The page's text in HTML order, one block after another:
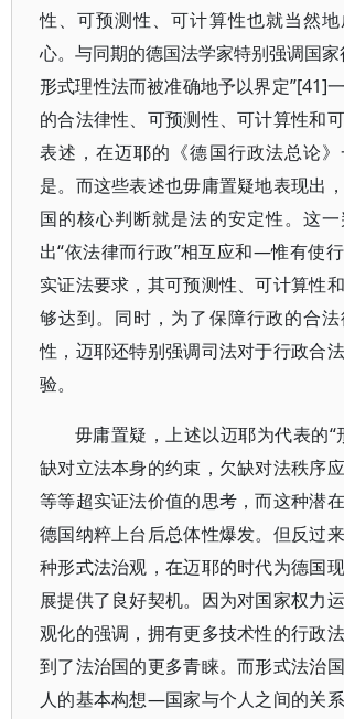
性、可预测性、可计算性也就当然
心。与同期的德国法学家特别强调国家
形式理性法而被准确地予以界定”[41]
的合法律性、可预测性、可计算性和
表述，在迈耶的《德国行政法总论
是。而这些表述也毋庸置疑地表现出
国的核心判断就是法的安定性。这
出“依法律而行政”相互应和—惟有使
实证法要求，其可预测性、可计算性
够达到。同时，为了保障行政的合
性，迈耶还特别强调司法对于行政合
验。
毋庸置疑，上述以迈耶为代表的“
缺对立法本身的约束，欠缺对法秩序
等等超实证法价值的思考，而这种潜
德国纳粹上台后总体性爆发。但反过
种形式法治观，在迈耶的时代为德国
展提供了良好契机。因为对国家权力
观化的强调，拥有更多技术性的行政
到了法治国的更多青睐。而形式法治
人的基本构想—国家与个人之间的关